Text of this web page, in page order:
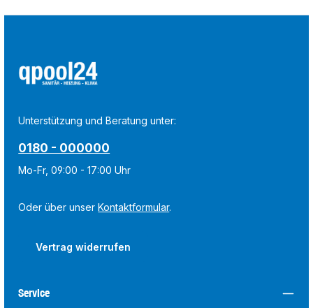
Unterstützung und Beratung unter:
0180 - 000000
Mo-Fr, 09:00 - 17:00 Uhr
Oder über unserKontaktformular.
Vertrag widerrufen
Service